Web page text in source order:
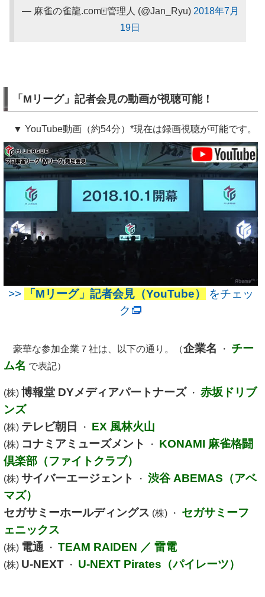
— 麻雀の雀龍.com🀄管理人 (@Jan_Ryu) 2018年7月
19日
「Mリーグ」記者会見の動画が視聴可能！
▼ YouTube動画（約54分）*現在は録画視聴が可能です。
>> 「Mリーグ」記者会見（YouTube）
をチェッ
ク
豪華な参加企業７社は、以下の通り。（企業名 ・ チー
ム名 で表記）
(株) 博報堂 DYメディアパートナーズ ・ 赤坂ドリブ
ンズ
(株) テレビ朝日 ・ EX 風林火山
(株) コナミアミューズメント ・ KONAMI 麻雀格闘
倶楽部（ファイトクラブ）
(株) サイバーエージェント ・ 渋谷 ABEMAS（アベ
マズ）
セガサミーホールディングス (株) ・ セガサミーフ
ェニックス
(株) 電通 ・ TEAM RAIDEN ／ 雷電
(株) U-NEXT ・ U-NEXT Pirates（パイレーツ）